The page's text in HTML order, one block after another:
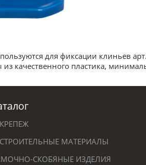
для фиксации клиньев
качественного пластика,
МАТЕРИАЛЫ
СКОБЯНЫЕ ИЗДЕЛИЯ